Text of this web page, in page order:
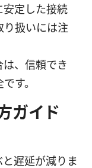
安定した接続
り扱いには注
、信頼でき
す。
ガイド
遅延が減りま